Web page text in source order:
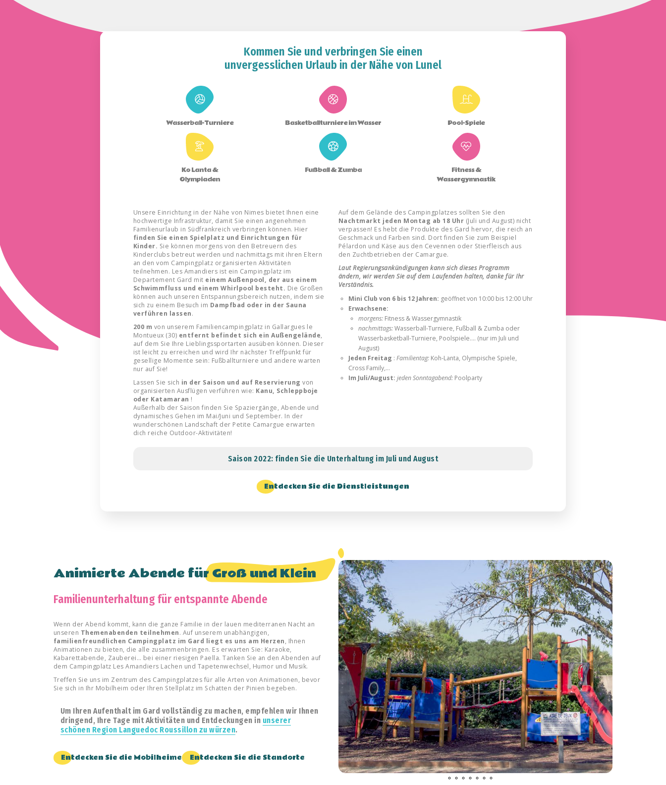
Kommen Sie und verbringen Sie einen
unvergesslichen Urlaub in der Nähe von Lunel
Wasserball-Turniere Basketballturniere im Wasser Pool-Spiele
Fußball & Zumba
Fitness &
Wassergymnastik
Ko Lanta &
Olympiaden
Unsere Einrichtung in der Nähe von Nimes bietet Ihnen eine
hochwertige Infrastruktur, damit Sie einen angenehmen
Familienurlaub in Südfrankreich verbringen können. Hier
finden Sie einen Spielplatz und Einrichtungen für
Kinder. Sie können morgens von den Betreuern des
Kinderclubs betreut werden und nachmittags mit ihren Eltern
an den vom Campingplatz organisierten Aktivitäten
teilnehmen. Les Amandiers ist ein Campingplatz im
Departement Gard mit einem Außenpool, der aus einem
Schwimmfluss und einem Whirlpool besteht. Die Großen
können auch unseren Entspannungsbereich nutzen, indem sie
sich zu einem Besuch im Dampfbad oder in der Sauna
verführen lassen.
200 m von unserem Familiencampingplatz in Gallargues le
Montueux (30) entfernt befindet sich ein Außengelände,
auf dem Sie Ihre Lieblingssportarten ausüben können. Dieser
ist leicht zu erreichen und wird Ihr nächster Treffpunkt für
gesellige Momente sein: Fußballturniere und andere warten
nur auf Sie!
Lassen Sie sich in der Saison und auf Reservierung von
organisierten Ausflügen verführen wie: Kanu, Schleppboje
oder Katamaran !
Außerhalb der Saison finden Sie Spaziergänge, Abende und
dynamisches Gehen im Mai/Juni und September. In der
wunderschönen Landschaft der Petite Camargue erwarten
dich reiche Outdoor-Aktivitäten!
Auf dem Gelände des Campingplatzes sollten Sie den
Nachtmarkt jeden Montag ab 18 Uhr (Juli und August) nicht
verpassen! Es hebt die Produkte des Gard hervor, die reich an
Geschmack und Farben sind. Dort finden Sie zum Beispiel
Pélardon und Käse aus den Cevennen oder Stierfleisch aus
den Zuchtbetrieben der Camargue.
Laut Regierungsankündigungen kann sich dieses Programm
ändern, wir werden Sie auf dem Laufenden halten, danke für Ihr
Verständnis.
Mini Club von 6 bis 12 Jahren: geöffnet von 10:00 bis 12:00 Uhr
Erwachsene:
morgens:Fitness & Wassergymnastik
nachmittags:Wasserball-Turniere, Fußball & Zumba oder
Wasserbasketball-Turniere, Poolspiele…. (nur im Juli und
August)
Jeden Freitag : Familientag:Koh-Lanta, Olympische Spiele,
Cross Family,…
Im Juli/August: jeden Sonntagabend:Poolparty
Saison 2022: finden Sie die Unterhaltung im Juli und August
Entdecken Sie die Dienstleistungen
Animierte Abende für Groß und Klein
Familienunterhaltung für entspannte Abende
Wenn der Abend kommt, kann die ganze Familie in der lauen mediterranen Nacht an
unseren Themenabenden teilnehmen. Auf unserem unabhängigen,
familienfreundlichen Campingplatz im Gard liegt es uns am Herzen, Ihnen
Animationen zu bieten, die alle zusammenbringen. Es erwarten Sie: Karaoke,
Kabarettabende, Zauberei… bei einer riesigen Paella. Tanken Sie an den Abenden auf
dem Campingplatz Les Amandiers Lachen und Tapetenwechsel, Humor und Musik.
Treffen Sie uns im Zentrum des Campingplatzes für alle Arten von Animationen, bevor
Sie sich in Ihr Mobilheim oder Ihren Stellplatz im Schatten der Pinien begeben.
Um IhrenAufenthalt im Gard vollständig zu machen, empfehlen wir Ihnen
dringend, Ihre Tage mit Aktivitäten und Entdeckungen in unserer
schönen Region Languedoc Roussillon zu würzen.
Entdecken Sie die Mobilheime Entdecken Sie die Standorte